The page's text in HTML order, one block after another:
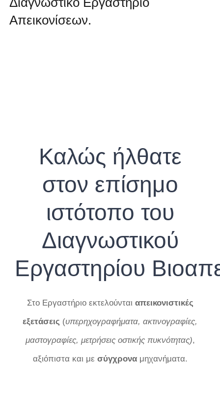
Απεικονίσεων.
Καλώς ήλθατε
στον επίσημο
ιστότοπο του
Διαγνωστικού
Εργαστηρίου
Στο Εργαστήριο εκτελούνται απεικονιστικές
εξετάσεις (υπερηχογραφήματα, ακτινογραφίες,
μαστογραφίες, μετρήσεις οστικής πυκνότητας),
αξιόπιστα και με σύγχροναμηχανήματα.